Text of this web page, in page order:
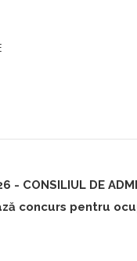
CONSILIUL DE
concurs pentru